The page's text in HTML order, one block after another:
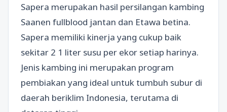
Sapera merupakan hasil persilangan kambing
Saanen fullblood jantan dan Etawa betina.
Sapera memiliki kinerja yang cukup baik
sekitar 2 1 liter susu per ekor setiap harinya.
Jenis kambing ini merupakan program
pembiakan yang ideal untuk tumbuh subur di
daerah beriklim Indonesia, terutama di